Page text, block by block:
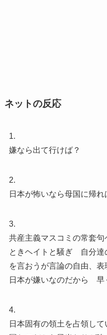
ネットの反応
1.
嫌なら出て行けば？
2.
日本が怖いなら母国に帰れ
3.
共産主義マスコミの常套
ときヘイトと騒ぎ 自分達
を言おうが言論の自由、
日本が嫌いなのだから 早
4.
日本固有の領土を占領し